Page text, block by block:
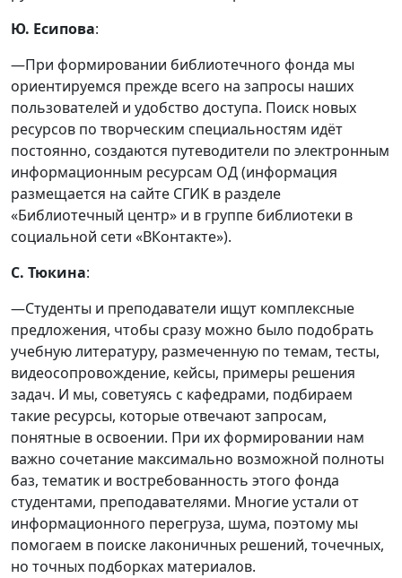
Ю. Есипова:
—При формировании библиотечного фонда мы
ориентируемся прежде всего на запросы наших
пользователей и удобство доступа. Поиск новых
ресурсов по творческим специальностям идёт
постоянно, создаются путеводители по электронным
информационным ресурсам ОД (информация
размещается на сайте СГИК в разделе
«Библиотечный центр» и в группе библиотеки в
социальной сети «ВКонтакте»).
С. Тюкина:
—Студенты и преподаватели ищут комплексные
предложения, чтобы сразу можно было подобрать
учебную литературу, размеченную по темам, тесты,
видеосопровождение, кейсы, примеры решения
задач. И мы, советуясь с кафедрами, подбираем
такие ресурсы, которые отвечают запросам,
понятные в освоении. При их формировании нам
важно сочетание максимально возможной полноты
баз, тематик и востребованность этого фонда
студентами, преподавателями. Многие устали от
информационного перегруза, шума, поэтому мы
помогаем в поиске лаконичных решений, точечных,
но точных подборках материалов.